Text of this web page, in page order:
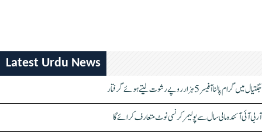
Latest Urdu News
جگتیال میں گرام پالنا آفیسر 5 ہزار روپے رشوت لیتے ہوئے گرفتار
آر بی آئی آئندہ مالی سال سے پولیمر کرنسی نوٹ متعارف کرائے گا